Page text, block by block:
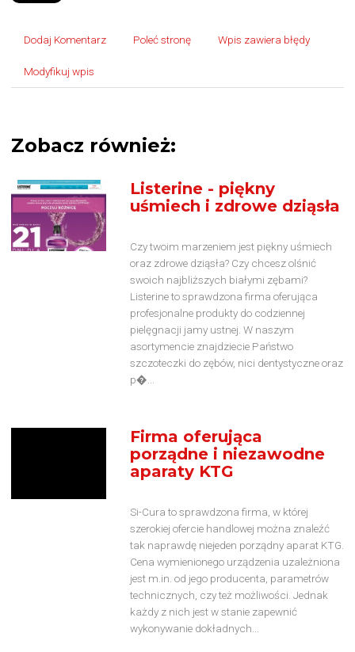
Dodaj Komentarz Poleć stronę Wpis zawiera błędy
Modyfikuj wpis
Zobacz również:
Listerine - piękny
uśmiech i zdrowe dziąsła
Czy twoim marzeniem jest piękny uśmiech
oraz zdrowe dziąsła? Czy chcesz olśnić
swoich najbliższych białymi zębami?
Listerine to sprawdzona firma oferująca
profesjonalne produkty do codziennej
pielęgnacji jamy ustnej. W naszym
asortymencie znajdziecie Państwo
szczoteczki do zębów, nici dentystyczne oraz
p�...
Firma oferująca
porządne i niezawodne
aparaty KTG
Si-Cura to sprawdzona firma, w której
szerokiej ofercie handlowej można znaleźć
tak naprawdę niejeden porządny aparat KTG.
Cena wymienionego urządzenia uzależniona
jest m.in. od jego producenta, parametrów
technicznych, czy też możliwości. Jednak
każdy z nich jest w stanie zapewnić
wykonywanie dokładnych...